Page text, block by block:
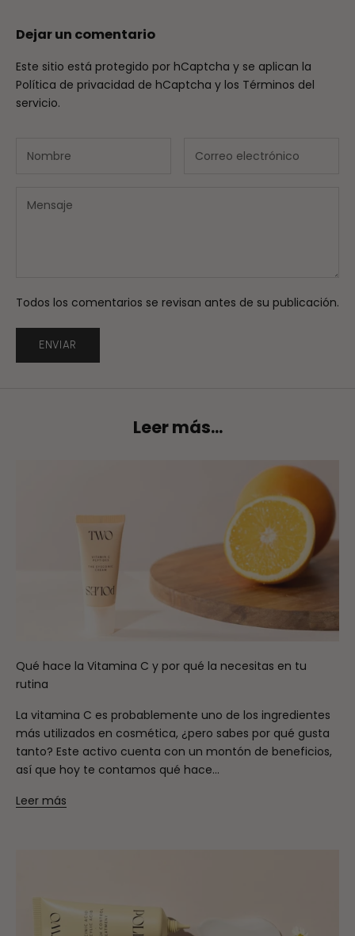
Dejar un comentario
Este sitio está protegido por hCaptcha y se aplican la
Política de privacidad de hCaptcha y los Términos del
servicio.
Todos los comentarios se revisan antes de su publicación.
ENVIAR
Leer más...
Qué hace la Vitamina C y por qué la necesitas en tu
rutina
La vitamina C es probablemente uno de los ingredientes
más utilizados en cosmética, ¿pero sabes por qué gusta
tanto? Este activo cuenta con un montón de beneficios,
así que hoy te contamos qué hace...
Leer más